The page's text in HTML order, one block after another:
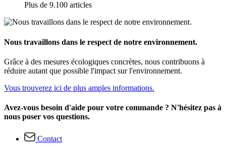
Plus de 9.100 articles
Nous travaillons dans le respect de notre environnement.
Grâce à des mesures écologiques concrètes, nous contribuons à
réduire autant que possible l'impact sur l'environnement.
Vous trouverez ici de plus amples informations.
Avez-vous besoin d'aide pour votre commande ? N'hésitez pas à
nous poser vos questions.
Contact